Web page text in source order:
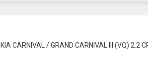
KIA CARNIVAL / GRAND CARNIVAL III (VQ) 2.2